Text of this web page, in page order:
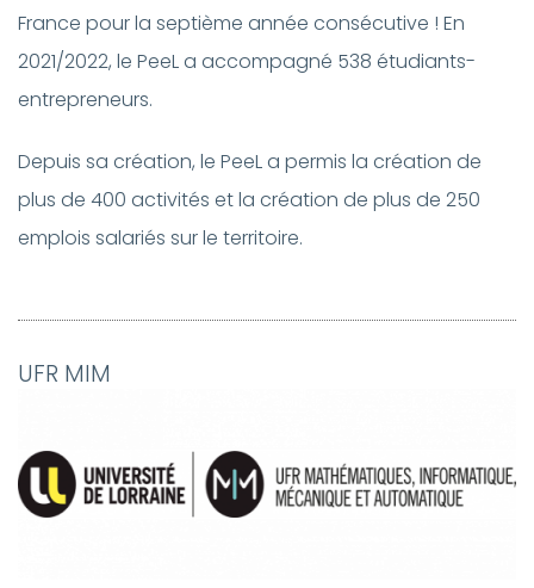
France pour la septième année consécutive ! En
2021/2022, le PeeL a accompagné 538 étudiants-
entrepreneurs.
Depuis sa création, le PeeL a permis la création de
plus de 400 activités et la création de plus de 250
emplois salariés sur le territoire.
UFR MIM